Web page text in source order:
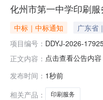
化州市第一中学印刷
中标｜中标通知 广东省
项目编号： DDYJ-2026-
正文内容： 点击查看公告内容
发布时间： 1秒前
相关产品：
印刷服务